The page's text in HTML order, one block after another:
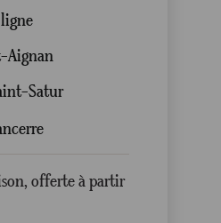
Aignan
Satur
offerte à partir